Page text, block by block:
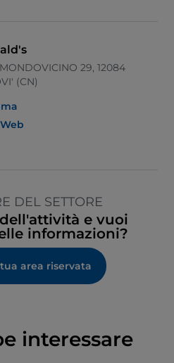
29, 12084
(CN)
DEL SETTORE
e vuoi
informazioni?
area riservata
interessare